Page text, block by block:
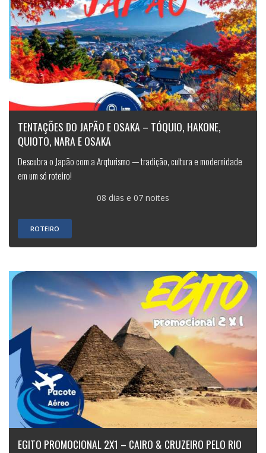
TENTAÇÕES DO JAPÃO E OSAKA – TÓQUIO, HAKONE,
QUIOTO, NARA E OSAKA
Descubra o Japão com a Arqturismo — tradição, cultura e modernidade
em um só roteiro!
08 dias e 07 noites
ROTEIRO
EGITO PROMOCIONAL 2X1 – CAIRO & CRUZEIRO PELO RIO